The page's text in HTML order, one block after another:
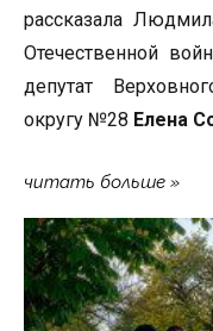
рассказала
Отечественной
депутат
округу №28 Елена
читать больше